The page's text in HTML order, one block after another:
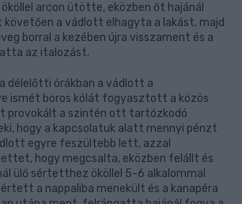
arcon ütötte, eközben őt hajánál
a vádlott elhagyta a lakást, majd
borral a kezében újra visszament és a
az italozást.
délelőtti órákban a vádlott a
ismét boros kólát fogyasztott a közös
provokált a szintén ott tartózkodó
hogy a kapcsolatuk alatt mennyi pénzt
egyre feszültebb lett, azzal
hogy megcsalta, eközben felállt és
ülő sértetthez ököllel 5-6 alkalommal
a nappaliba menekült és a kanapéra